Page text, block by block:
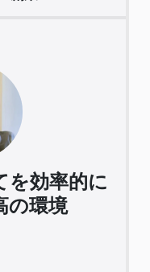
を効率的に
の環境